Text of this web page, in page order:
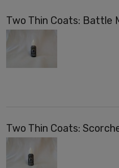
Two Thin Coats: Battle
Two Thin Coats: